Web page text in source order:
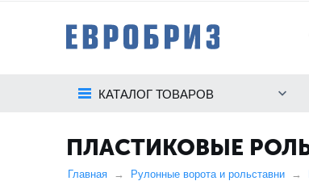
КАТАЛОГ ТОВАРОВ
ПЛАСТИКОВЫЕ
Главная Рулонные ворота и рольставни